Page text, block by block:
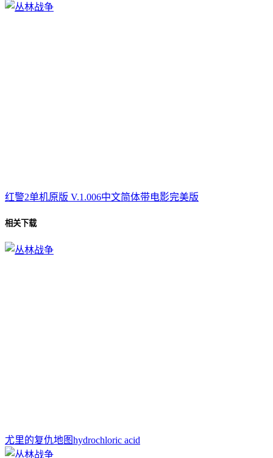
红警2单机原版 V.1.006中文简体带电影完美版
相关下载
尤里的复仇地图hydrochloric acid